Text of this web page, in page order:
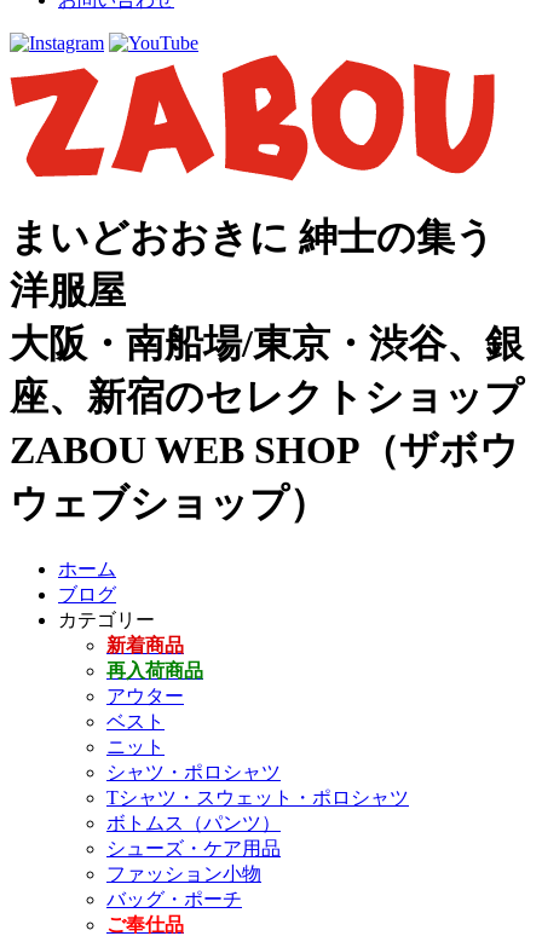
まいどおおきに 紳士の集う
洋服屋
大阪・南船場/東京・渋谷、銀
座、新宿のセレクトショップ
ZABOU WEB SHOP（ザボウ
ウェブショップ）
ホーム
ブログ
カテゴリー
新着商品
再入荷商品
アウター
ベスト
ニット
シャツ・ポロシャツ
Tシャツ・スウェット・ポロシャツ
ボトムス（パンツ）
シューズ・ケア用品
ファッション小物
バッグ・ポーチ
ご奉仕品